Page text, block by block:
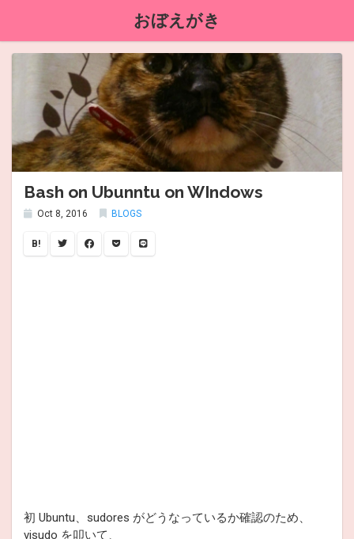
おぼえがき
Bash on Ubunntu on WIndows
Oct 8, 2016 BLOGS
B!
初 Ubuntu、sudores がどうなっているか確認のため、
visudo を叩いて、